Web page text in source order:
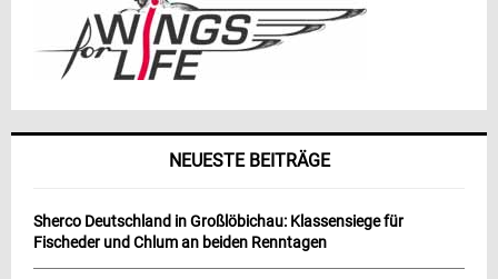
NEUESTE BEITRÄGE
Sherco Deutschland in Großlöbichau: Klassensiege für
Fischeder und Chlum an beiden Renntagen